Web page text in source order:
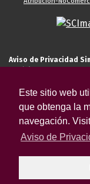
Este sitio web
que obtenga la
navegación.
Aviso de
Aviso de Privacidad
El Instituto de
tratamiento de sus
alumno, docente,
invitado externo
servicios universitarios.
anteriormente
autoridades
ejercer sus derechos